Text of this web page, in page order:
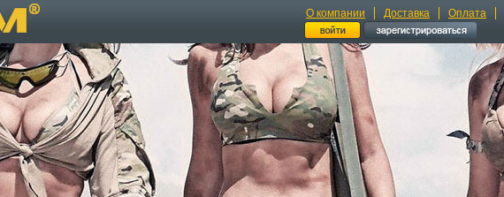
О компании Доставка Оплата